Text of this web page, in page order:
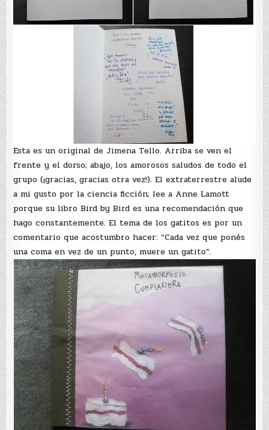
Esta es un original de Jimena Tello. Arriba se ven el
frente y el dorso; abajo, los amorosos saludos de todo el
grupo (¡gracias, gracias otra vez!). El extraterrestre alude
a mi gusto por la ciencia ficción; lee a Anne Lamott
porque su libro Bird by Bird es una recomendación que
hago constantemente. El tema de los gatitos es por un
comentario que acostumbro hacer: “Cada vez que ponés
una coma en vez de un punto, muere un gatito”.